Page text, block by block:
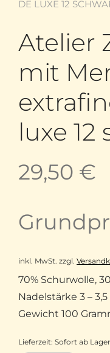
DE LUXE 12
Atelier
mit
luxe 12
29,50 €
inkl. MwSt. zzgl.
70% Schurwolle,
Nadelstärke 3 –
Gewicht 100
Lieferzeit: Sofort ab